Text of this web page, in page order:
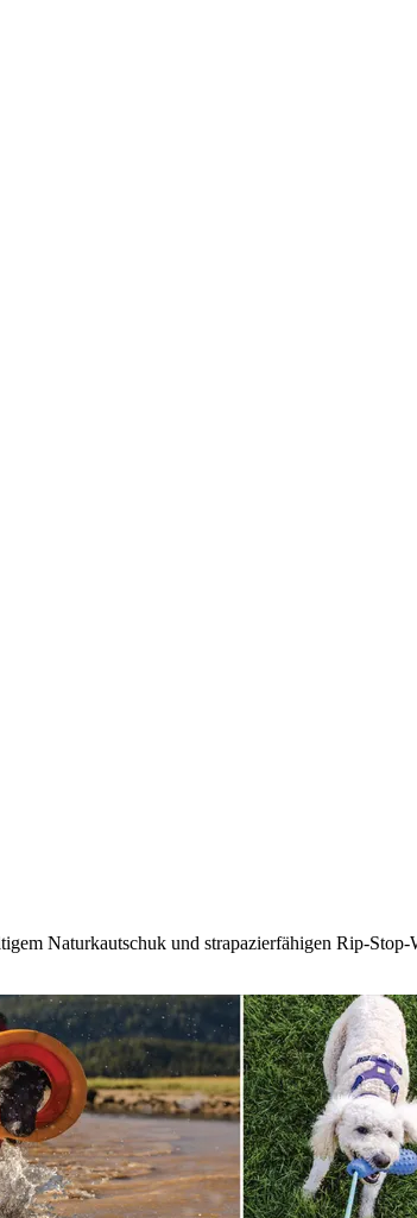
Naturkautschuk und strapazierfähigen Rip-